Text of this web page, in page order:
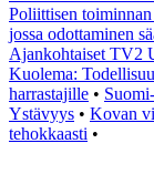
Poliittisen
jossa odottaminen
Ajankohtaiset TV2
Kuolema:
harrastajille •
Ystävyys • Kovan
tehokkaasti •